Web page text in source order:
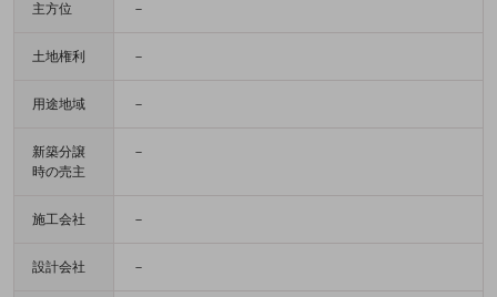
主方位 －
土地権利 －
用途地域 －
新築分譲
時の売主
－
施工会社 －
設計会社 －